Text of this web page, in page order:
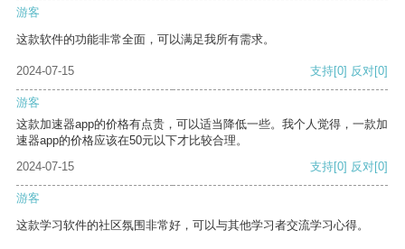
游客
这款软件的功能非常全面，可以满足我所有需求。
2024-07-15 支持[0] 反对[0]
游客
这款加速器app的价格有点贵，可以适当降低一些。我个人觉得，一款加
速器app的价格应该在50元以下才比较合理。
2024-07-15
支持[0] 反对[0]
游客
这款学习软件的社区氛围非常好，可以与其他学习者交流学习心得。